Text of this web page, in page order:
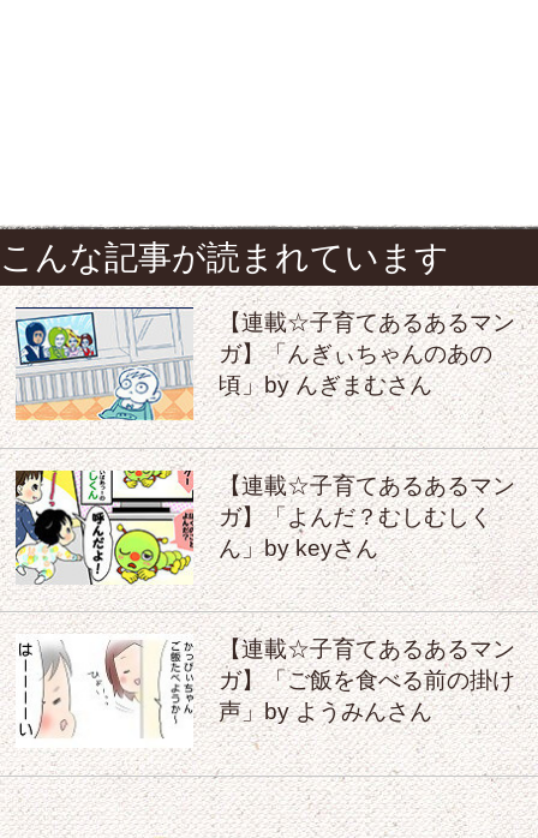
こんな記事が読まれています
【連載☆子育てあるあるマン
ガ】「んぎぃちゃんのあの
頃」by んぎまむさん
【連載☆子育てあるあるマン
ガ】「よんだ？むしむしく
ん」by keyさん
【連載☆子育てあるあるマン
ガ】「ご飯を食べる前の掛け
声」by ようみんさん